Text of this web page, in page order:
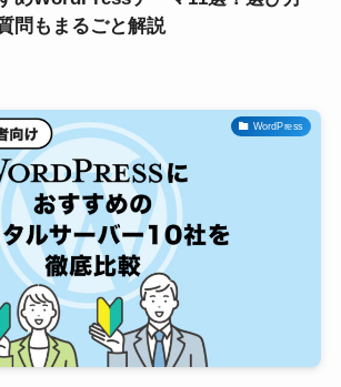
問もまるごと解説
WordPress